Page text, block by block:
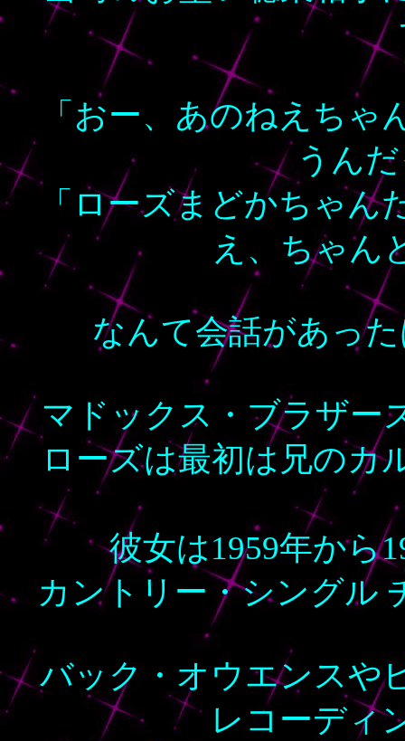
「おー、あのねえち
うん
「ローズまどかちゃ
え、ちゃん
なんて会話があっ
マドックス・ブラザー
ローズは最初は兄のカ
彼女は1959年から
カントリー・シングル
バック・オウエンスや
レコーディ